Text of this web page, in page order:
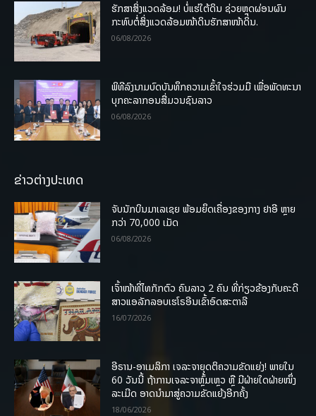
ຮັກສາສິ່ງແວດລ້ອມ! ບໍ່ແຮ່ໃຕ້ດິນ ຊ່ວຍຫຼຸດຜ່ອນຜົນ
ກະທົບຕໍ່ສິ່ງແວດລ້ອມໜ້າດິນຮັກສາໜ້າດິນ.
06/08/2026
ພິທີລົງນາມບົດບັນທຶກຄວາມເຂົ້າໃຈຮ່ວມມື ເພື່ອພັດທະນາ
ບຸກຄະລາກອນສື່ມວນຊົນລາວ
06/08/2026
ຂ່າວຕ່າງປະເທດ
ຈັບນັກບິນມາເລເຊຍ ພ້ອມຍຶດເຄື່ອງຂອງກາງ ຢາອີ ຫຼາຍ
ກວ່າ 70,000 ເມັດ
06/08/2026
ເຈົ້າໜ້າທີ່ໄທກັກຕົວ ຄົນລາວ 2 ຄົນ ທີ່ກ່ຽວຂ້ອງກັບຄະດີ
ສາວແອລັກລອບເຮໂຣອີນເຂົ້າອົດສະຕາລີ
16/07/2026
ອີຣານ-ອາເມລິກາ ເຈລະຈາຍຸດຕິຄວາມຂັດແຍ່ງ! ພາຍໃນ
60 ວັນນີ້ ຖ້າການເຈລະຈາຫຼົ້ມເຫຼວ ຫຼື ມີຝ່າຍໃດຝ່າຍໜຶ່ງ
ລະເມີດ ອາດນໍາມາສູ່ຄວາມຂັດແຍ້ງອີກຄັ້ງ
18/06/2026